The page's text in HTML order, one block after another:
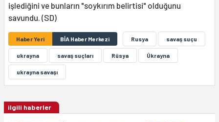
işlediğini ve bunların "soykırım belirtisi" olduğunu
savundu. (SD)
Haber Yeri BİA Haber Merkezi Rusya savaş suçu
ukrayna savaş suçları Rûsya Ûkrayna
ukrayna savaşı
ilgili haberler